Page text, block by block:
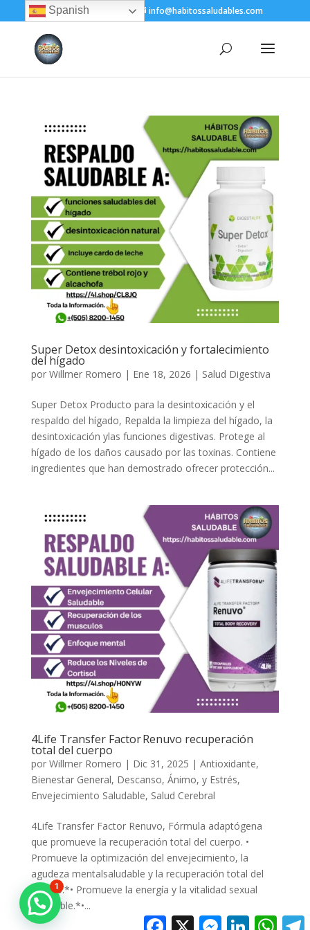
+(505) 8200-1450 info@habitossaludables.com
Super Detox desintoxicación y fortalecimiento
del hígado
por Willmer Romero | Ene 18, 2026 | Salud Digestiva
Super Detox Producto para la desintoxicación y el
respaldo del hígado, Repalda la limpieza del hígado, la
desintoxicación ylas funciones digestivas. Protege al
hígado de los daños causado por las toxinas. Contiene
ingredientes que han demostrado ofrecer protección...
4Life Transfer Factor Renuvo recuperación
total del cuerpo
por Willmer Romero | Dic 31, 2025 | Antioxidante,
Bienestar General, Descanso, Ánimo, y Estrés,
Envejecimiento Saludable, Salud Cerebral
4Life Transfer Factor Renuvo, Fórmula adaptógena
que promueve la recuperación total del cuerpo. •
Promueve la optimización del envejecimiento, la
agudeza mentalsaludable y la recuperación total del
cuerpo.*• Promueve la energía y la vitalidad sexual
saludable.*•...
Facebook
Messenger
LinkedIn
Spanish
1